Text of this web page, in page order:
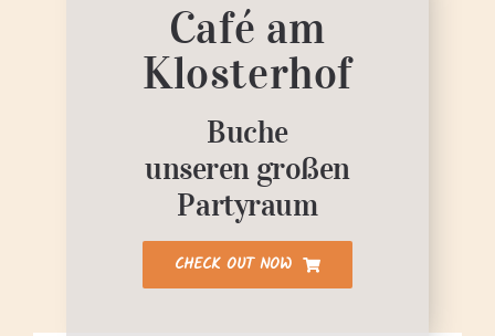
Café am
Klosterhof
Buche
unseren großen
Partyraum
CHECK OUT NOW